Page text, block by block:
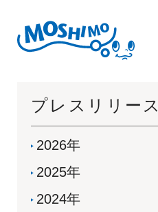
プレスリリース
2026年
2025年
2024年